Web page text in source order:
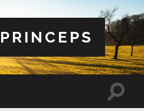
Slå